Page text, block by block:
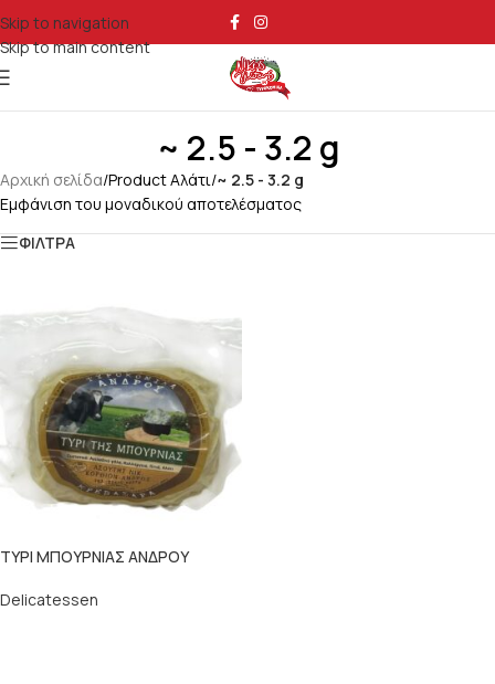
Skip to navigation
Skip to main content
~ 2.5 - 3.2 g
Αρχική σελίδα/Product Αλάτι/~ 2.5 - 3.2 g
Εμφάνιση του μοναδικού αποτελέσματος
ΦΙΛΤΡΑ
ΤΥΡΙ ΜΠΟΥΡΝΙΑΣ ΑΝΔΡΟΥ
Delicatessen